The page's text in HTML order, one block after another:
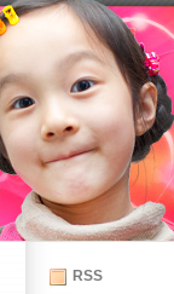
RSS